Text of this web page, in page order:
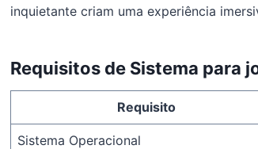
inquietante criam uma experiência
Requisitos de Sistema para
Requisito
Sistema Operacional